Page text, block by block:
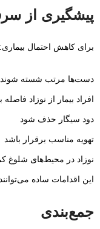
پیشگیری از
برای کاهش احتمال بیماری:
دست‌ها مرتب شسته شوند
افراد بیمار از نوزاد فاصله
دود سیگار حذف شود
تهویه مناسب برقرار باشد
نوزاد در محیط‌های شلوغ
این اقدامات ساده
جمع‌بندی